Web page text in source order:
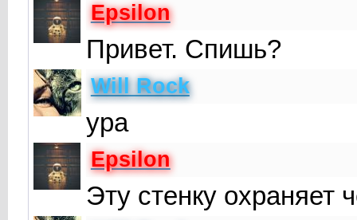
Epsilon
Привет. Спишь?
Will Rock
ура
Epsilon
Эту стенку охраняет